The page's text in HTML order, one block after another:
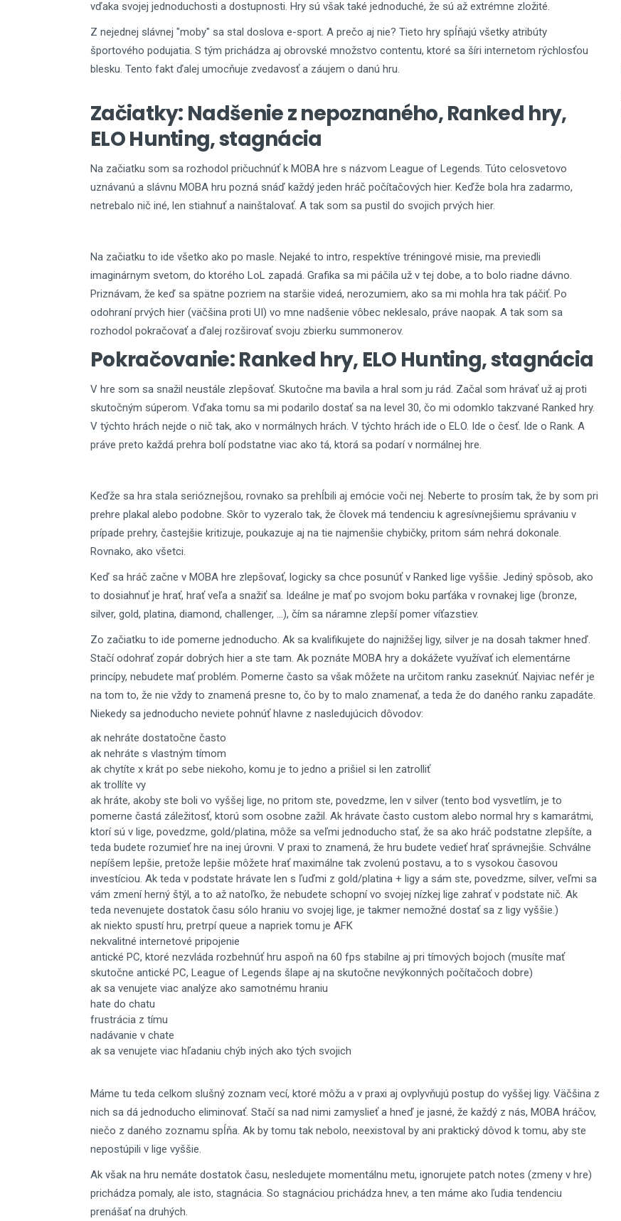
vďaka svojej jednoduchosti a dostupnosti. Hry sú však také jednoduché, že sú až extrémne zložité.
Z nejednej slávnej "moby" sa stal doslova e-sport. A prečo aj nie? Tieto hry spĺňajú všetky atribúty
športového podujatia. S tým prichádza aj obrovské množstvo contentu, ktoré sa šíri internetom rýchlosťou
blesku. Tento fakt ďalej umocňuje zvedavosť a záujem o danú hru.
Začiatky: Nadšenie z nepoznaného, Ranked hry,
ELO Hunting, stagnácia
Na začiatku som sa rozhodol pričuchnúť k MOBA hre s názvom League of Legends. Túto celosvetovo
uznávanú a slávnu MOBA hru pozná snáď každý jeden hráč počítačových hier. Keďže bola hra zadarmo,
netrebalo nič iné, len stiahnuť a nainštalovať. A tak som sa pustil do svojich prvých hier.
Na začiatku to ide všetko ako po masle. Nejaké to intro, respektíve tréningové misie, ma previedli
imaginárnym svetom, do ktorého LoL zapadá. Grafika sa mi páčila už v tej dobe, a to bolo riadne dávno.
Priznávam, že keď sa spätne pozriem na staršie videá, nerozumiem, ako sa mi mohla hra tak páčiť. Po
odohraní prvých hier (väčšina proti UI) vo mne nadšenie vôbec neklesalo, práve naopak. A tak som sa
rozhodol pokračovať a ďalej rozširovať svoju zbierku summonerov.
Pokračovanie: Ranked hry, ELO Hunting, stagnácia
V hre som sa snažil neustále zlepšovať. Skutočne ma bavila a hral som ju rád. Začal som hrávať už aj proti
skutočným súperom. Vďaka tomu sa mi podarilo dostať sa na level 30, čo mi odomklo takzvané Ranked hry.
V týchto hrách nejde o nič tak, ako v normálnych hrách. V týchto hrách ide o ELO. Ide o česť. Ide o Rank. A
práve preto každá prehra bolí podstatne viac ako tá, ktorá sa podarí v normálnej hre.
Keďže sa hra stala serióznejšou, rovnako sa prehĺbili aj emócie voči nej. Neberte to prosím tak, že by som pri
prehre plakal alebo podobne. Skôr to vyzeralo tak, že človek má tendenciu k agresívnejšiemu správaniu v
prípade prehry, častejšie kritizuje, poukazuje aj na tie najmenšie chybičky, pritom sám nehrá dokonale.
Rovnako, ako všetci.
Keď sa hráč začne v MOBA hre zlepšovať, logicky sa chce posunúť v Ranked lige vyššie. Jediný spôsob, ako
to dosiahnuť je hrať, hrať veľa a snažiť sa. Ideálne je mať po svojom boku parťáka v rovnakej lige (bronze,
silver, gold, platina, diamond, challenger, …), čím sa náramne zlepší pomer víťazstiev.
Zo začiatku to ide pomerne jednoducho. Ak sa kvalifikujete do najnižšej ligy, silver je na dosah takmer hneď.
Stačí odohrať zopár dobrých hier a ste tam. Ak poznáte MOBA hry a dokážete využívať ich elementárne
princípy, nebudete mať problém. Pomerne často sa však môžete na určitom ranku zaseknúť. Najviac nefér je
na tom to, že nie vždy to znamená presne to, čo by to malo znamenať, a teda že do daného ranku zapadáte.
Niekedy sa jednoducho neviete pohnúť hlavne z nasledujúcich dôvodov:
ak nehráte dostatočne často
ak nehráte s vlastným tímom
ak chytíte x krát po sebe niekoho, komu je to jedno a prišiel si len zatrolliť
ak trollíte vy
ak hráte, akoby ste boli vo vyššej lige, no pritom ste, povedzme, len v silver (tento bod vysvetlím, je to
pomerne častá záležitosť, ktorú som osobne zažil. Ak hrávate často custom alebo normal hry s kamarátmi,
ktorí sú v lige, povedzme, gold/platina, môže sa veľmi jednoducho stať, že sa ako hráč podstatne zlepšíte, a
teda budete rozumieť hre na inej úrovni. V praxi to znamená, že hru budete vedieť hrať správnejšie. Schválne
nepíšem lepšie, pretože lepšie môžete hrať maximálne tak zvolenú postavu, a to s vysokou časovou
investíciou. Ak teda v podstate hrávate len s ľuďmi z gold/platina + ligy a sám ste, povedzme, silver, veľmi sa
vám zmení herný štýl, a to až natoľko, že nebudete schopní vo svojej nízkej lige zahrať v podstate nič. Ak
teda nevenujete dostatok času sólo hraniu vo svojej lige, je takmer nemožné dostať sa z ligy vyššie.)
ak niekto spustí hru, pretrpí queue a napriek tomu je AFK
nekvalitné internetové pripojenie
antické PC, ktoré nezvláda rozbehnúť hru aspoň na 60 fps stabilne aj pri tímových bojoch (musíte mať
skutočne antické PC, League of Legends šlape aj na skutočne nevýkonných počítačoch dobre)
ak sa venujete viac analýze ako samotnému hraniu
hate do chatu
frustrácia z tímu
nadávanie v chate
ak sa venujete viac hľadaniu chýb iných ako tých svojich
Máme tu teda celkom slušný zoznam vecí, ktoré môžu a v praxi aj ovplyvňujú postup do vyššej ligy. Väčšina z
nich sa dá jednoducho eliminovať. Stačí sa nad nimi zamyslieť a hneď je jasné, že každý z nás, MOBA hráčov,
niečo z daného zoznamu spĺňa. Ak by tomu tak nebolo, neexistoval by ani praktický dôvod k tomu, aby ste
nepostúpili v lige vyššie.
Ak však na hru nemáte dostatok času, nesledujete momentálnu metu, ignorujete patch notes (zmeny v hre)
prichádza pomaly, ale isto, stagnácia. So stagnáciou prichádza hnev, a ten máme ako ľudia tendenciu
prenášať na druhých.